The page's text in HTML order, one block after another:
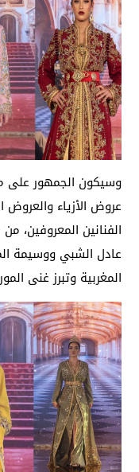
وسيكون الجمهور على
عروض الأزياء
الفنانين المعروفين،
عادل الشبي ووسيمة
المغربية وتبرز غنى